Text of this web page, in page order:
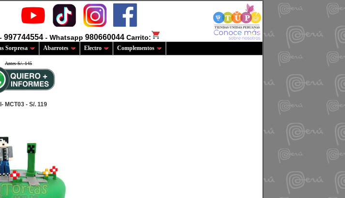
- 997744554 - Whatsapp 980660044 Carrito:
Sorpresa Abarrotes Electro Complementos
Antes S/. 145
MCT03 - S/. 119